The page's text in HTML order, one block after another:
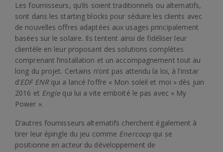
Les fournisseurs, qu’ils soient traditionnels ou alternatifs,
sont dans les starting blocks pour séduire les clients avec
de nouvelles offres adaptées aux usages principalement
basées sur le solaire. Ils tentent ainsi de fidéliser leur
clientèle en leur proposant des solutions complètes
comprenant l’installation et un accompagnement tout au
long du projet. Certains n’ont pas attendu la loi, à l’instar
d’EDF ENR qui a lancé l’offre « Mon soleil et moi » dès juin
2016 et Engie qui lui a vite emboité le pas avec « My
Power ».
D’autres fournisseurs alternatifs cherchent également à
tirer leur épingle du jeu comme Enercoop qui se
positionne en acteur du développement de